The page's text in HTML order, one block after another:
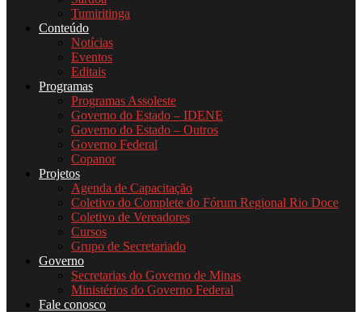
Tumiritinga
Conteúdo
Notícias
Eventos
Editais
Programas
Programas Assoleste
Governo do Estado – IDENE
Governo do Estado – Outros
Governo Federal
Copanor
Projetos
Agenda de Capacitação
Coletivo do Complete do Fórum Regional Rio Doce
Coletivo de Vereadores
Cursos
Grupo de Secretariado
Governo
Secretarias do Governo de Minas
Ministérios do Governo Federal
Fale conosco